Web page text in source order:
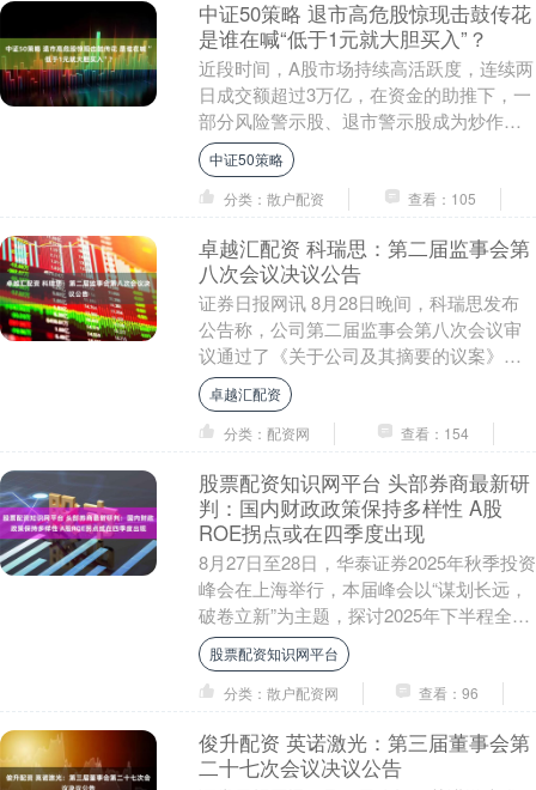
中证50策略 退市高危股惊现击鼓传花
是谁在喊“低于1元就大胆买入”？
近段时间，A股市场持续高活跃度，连续两
日成交额超过3万亿，在资金的助推下，一
部分风险警示股、退市警示股成为炒作标
的。比如，近日*ST苏吴（600200.SH）
公....
中证50策略
分类：散户配资
查看：105
卓越汇配资 科瑞思：第二届监事会第
八次会议决议公告
证券日报网讯 8月28日晚间，科瑞思发布
公告称，公司第二届监事会第八次会议审
议通过了《关于公司及其摘要的议案》
等。....
卓越汇配资
分类：配资网
查看：154
股票配资知识网平台 头部券商最新研
判：国内财政政策保持多样性 A股
ROE拐点或在四季度出现
8月27日至28日，华泰证券2025年秋季投资
峰会在上海举行，本届峰会以“谋划长远，
破卷立新”为主题，探讨2025年下半程全球
宏观与市场展望。为期两天的会程由主....
股票配资知识网平台
分类：散户配资网
查看：96
俊升配资 英诺激光：第三届董事会第
二十七次会议决议公告